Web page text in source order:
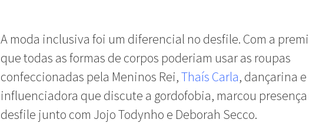
A moda inclusiva foi um diferencial no desfile. Com a
que todas as formas de corpos poderiam usar as roupas
confeccionadas pela Meninos Rei,Thaís Carla, dançarina e
influenciadora que discute a gordofobia, marcou
desfile junto com Jojo Todynho e Deborah Secco.